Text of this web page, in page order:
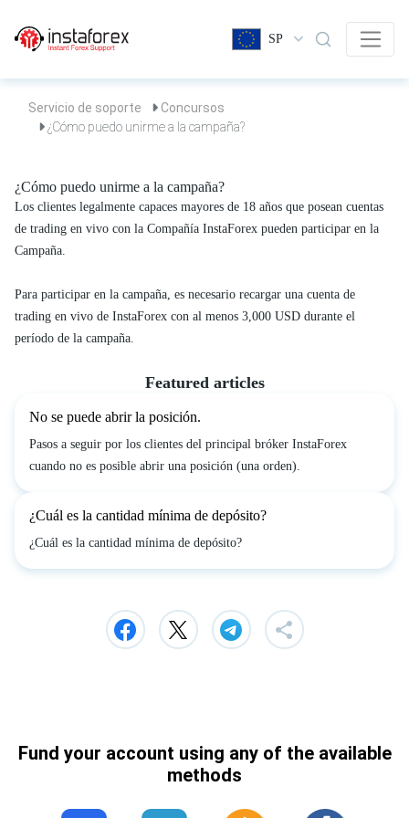
SP
Servicio de soporte
Concursos
¿Cómo puedo unirme a la campaña?
¿Cómo puedo unirme a la campaña?
Los clientes legalmente capaces mayores de 18 años que posean cuentas
de trading en vivo con la Compañía InstaForex pueden participar en la
Campaña.
Para participar en la campaña, es necesario recargar una cuenta de
trading en vivo de InstaForex con al menos 3,000 USD durante el
período de la campaña.
Featured articles
No se puede abrir la posición.
Pasos a seguir por los clientes del principal bróker InstaForex
cuando no es posible abrir una posición (una orden).
¿Cuál es la cantidad mínima de depósito?
¿Cuál es la cantidad mínima de depósito?
Fund your account using any of the available
methods